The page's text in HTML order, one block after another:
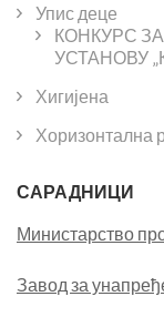
Упис деце
КОНКУРС
УСТАНОВУ
Хигијена
Хоризонтална
САРАДНИЦИ
Министарство
Завод за